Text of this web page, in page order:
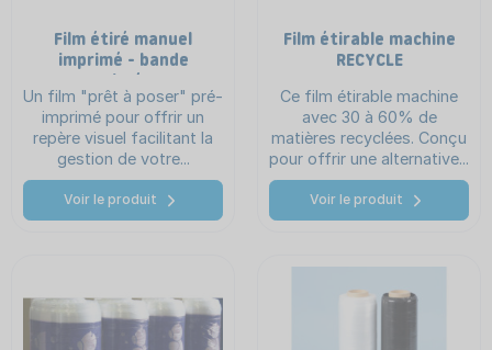
Film étiré manuel
imprimé - bande
Un film "prêt à poser" pré-
imprimé pour offrir un
repère visuel facilitant la
gestion de votre...
Voir le produit
Film étirable machine
RECYCLE
Ce film étirable machine
avec 30 à 60% de
matières recyclées. Conçu
pour offrir une alternative...
Voir le produit